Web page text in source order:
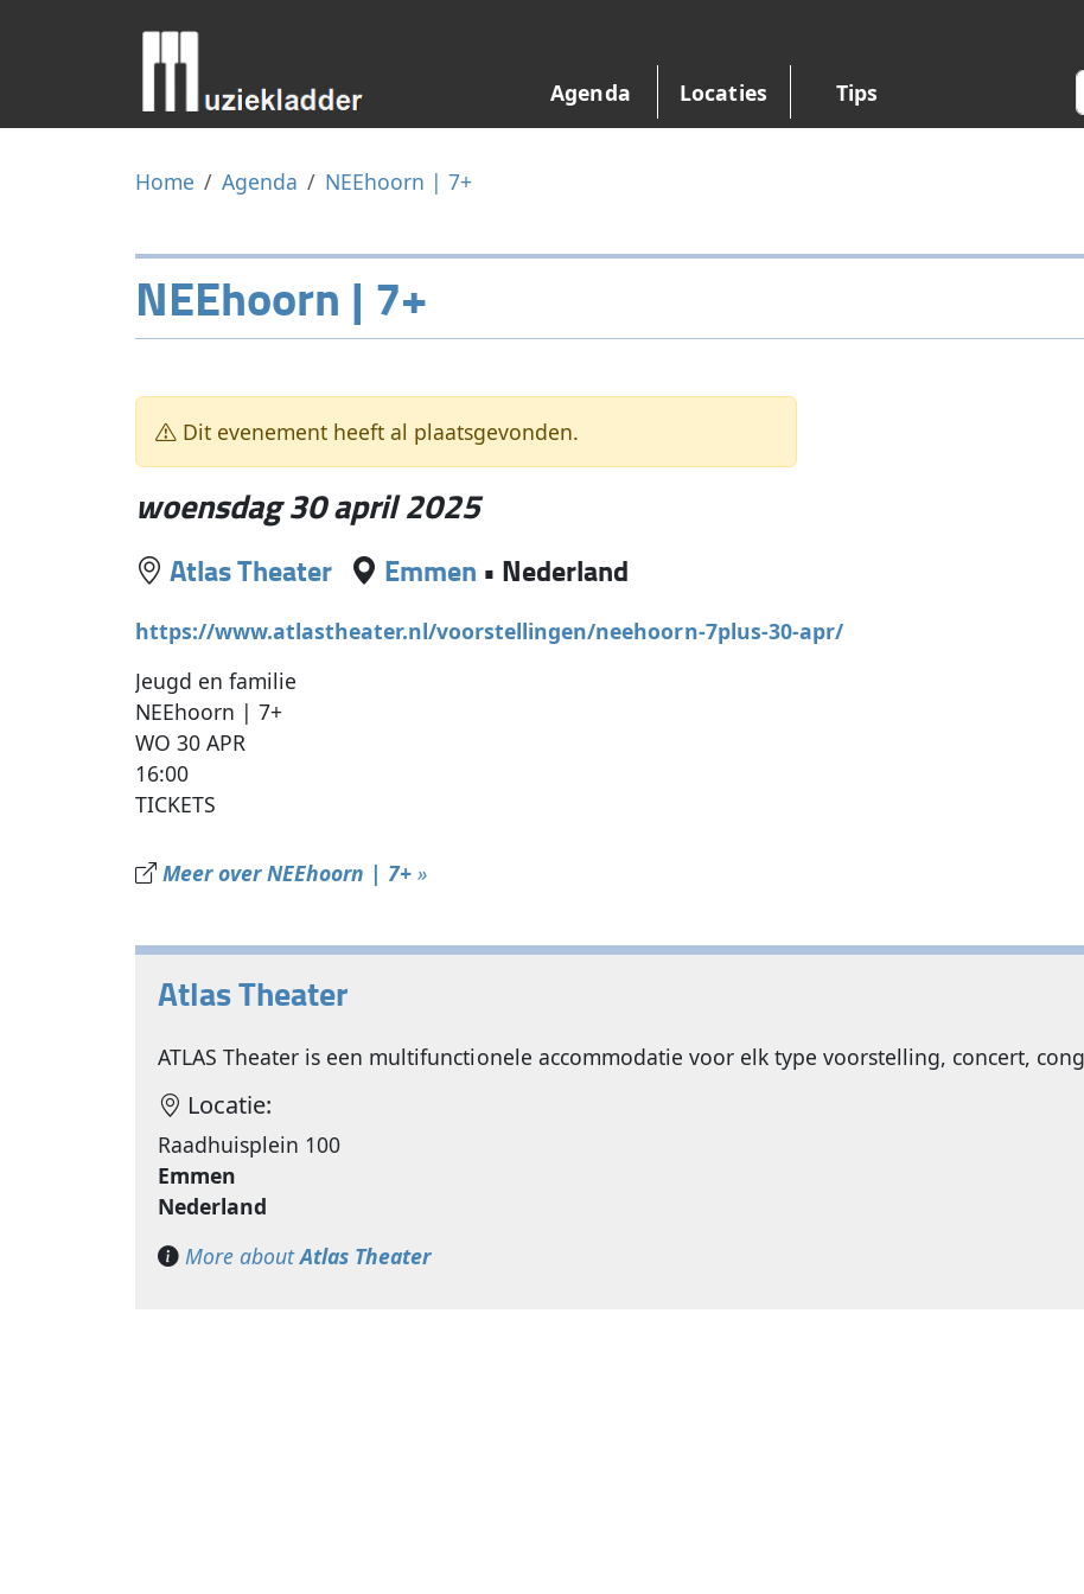
Agenda Locaties Tips
Home Agenda NEEhoorn | 7+
NEEhoorn | 7+
Dit evenement heeft al plaatsgevonden.
woensdag 30 april 2025
Atlas Theater Emmen • Nederland
https://www.atlastheater.nl/voorstellingen/neehoorn-7plus-30-apr/
Jeugd en familie
NEEhoorn | 7+
WO 30 APR
16:00
TICKETS
Meer over NEEhoorn | 7+»
Atlas Theater
ATLAS Theater is een multifunctionele accommodatie voor elk type voorstelling, concert,
Locatie:
Raadhuisplein 100
Emmen
Nederland
More aboutAtlas Theater